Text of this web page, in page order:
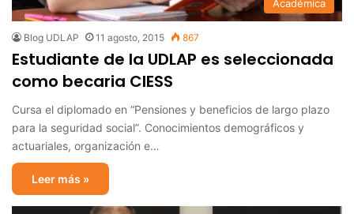
Académica
Blog UDLAP 11 agosto, 2015 867
Estudiante de la UDLAP es seleccionada
como becaria CIESS
Cursa el diplomado en “Pensiones y beneficios de largo plazo
para la seguridad social”. Conocimientos demográficos y
actuariales, organización e…
Leer más »